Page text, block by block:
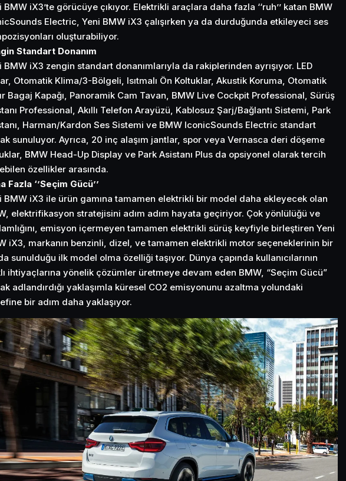
BMW iX3’te görücüye çıkıyor. Elektrikli araçlara daha fazla ‘‘ruh’’ katan BMW
Electric, Yeni BMW iX3 çalışırken ya da durduğunda etkileyeci ses
oluşturabiliyor.
Standart Donanım
BMW iX3 zengin standart donanımlarıyla da rakiplerinden ayrışıyor. LED
Otomatik Klima/3-Bölgeli, Isıtmalı Ön Koltuklar, Akustik Koruma, Otomatik
Bagaj Kapağı, Panoramik Cam Tavan, BMW Live Cockpit Professional, Sürüş
Professional, Akıllı Telefon Arayüzü, Kablosuz Şarj/Bağlantı Sistemi, Park
Harman/Kardon Ses Sistemi ve BMW IconicSounds Electric standart
sunuluyor. Ayrıca, 20 inç alaşım jantlar, spor veya Vernasca deri döşeme
BMW Head-Up Display ve Park Asistanı Plus da opsiyonel olarak tercih
özellikler arasında.
Fazla ‘’Seçim Gücü’’
BMW iX3 ile ürün gamına tamamen elektrikli bir model daha ekleyecek olan
elektrifikasyon stratejisini adım adım hayata geçiriyor. Çok yönlülüğü ve
emisyon içermeyen tamamen elektrikli sürüş keyfiyle birleştiren Yeni
iX3, markanın benzinli, dizel, ve tamamen elektrikli motor seçeneklerinin bir
sunulduğu ilk model olma özelliği taşıyor. Dünya çapında kullanıcılarının
ihtiyaçlarına yönelik çözümler üretmeye devam eden BMW, “Seçim Gücü”
adlandırdığı yaklaşımla küresel CO2 emisyonunu azaltma yolundaki
bir adım daha yaklaşıyor.